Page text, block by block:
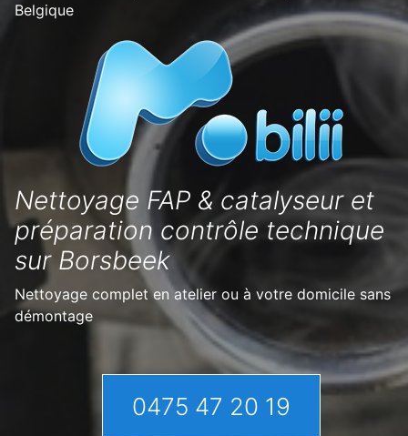
Belgique
Nettoyage FAP & catalyseur et
préparation contrôle technique
sur Borsbeek
Nettoyage complet en atelier ou à votre domicile sans
démontage
0475 47 20 19